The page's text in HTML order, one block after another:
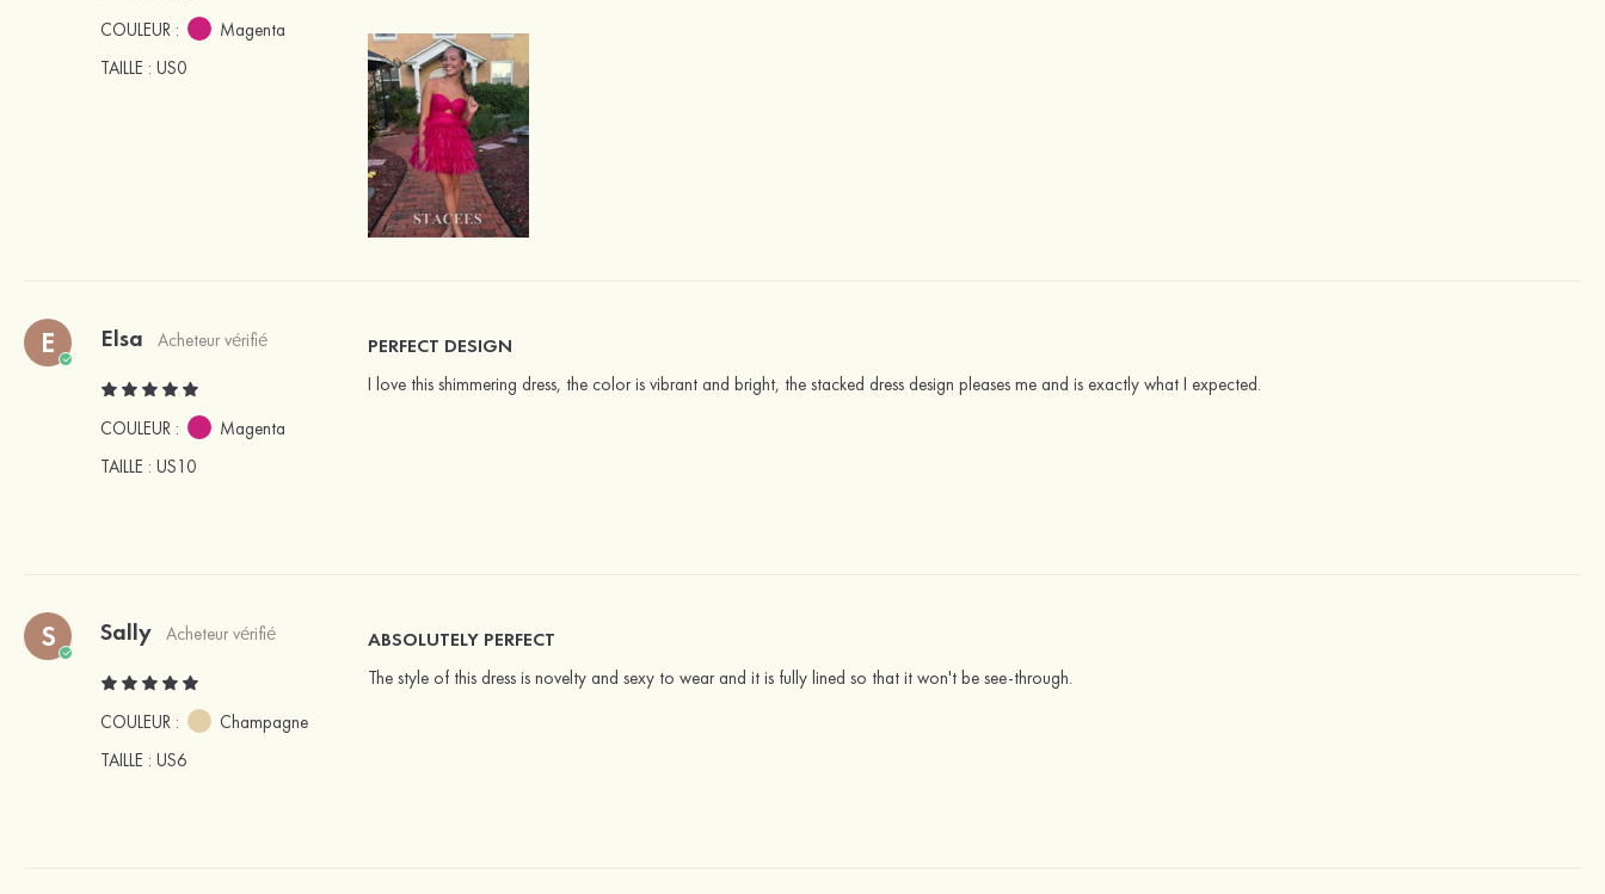
COULEUR :
Magenta
TAILLE : US0
E Elsa Acheteur vérifié
COULEUR :
Magenta
TAILLE : US10
PERFECT DESIGN
I love this shimmering dress, the color is vibrant and bright, the stacked dress design pleases me and is exactly what I expected.
S Sally Acheteur vérifié
COULEUR :
Champagne
TAILLE : US6
ABSOLUTELY PERFECT
The style of this dress is novelty and sexy to wear and it is fully lined so that it won't be see-through.